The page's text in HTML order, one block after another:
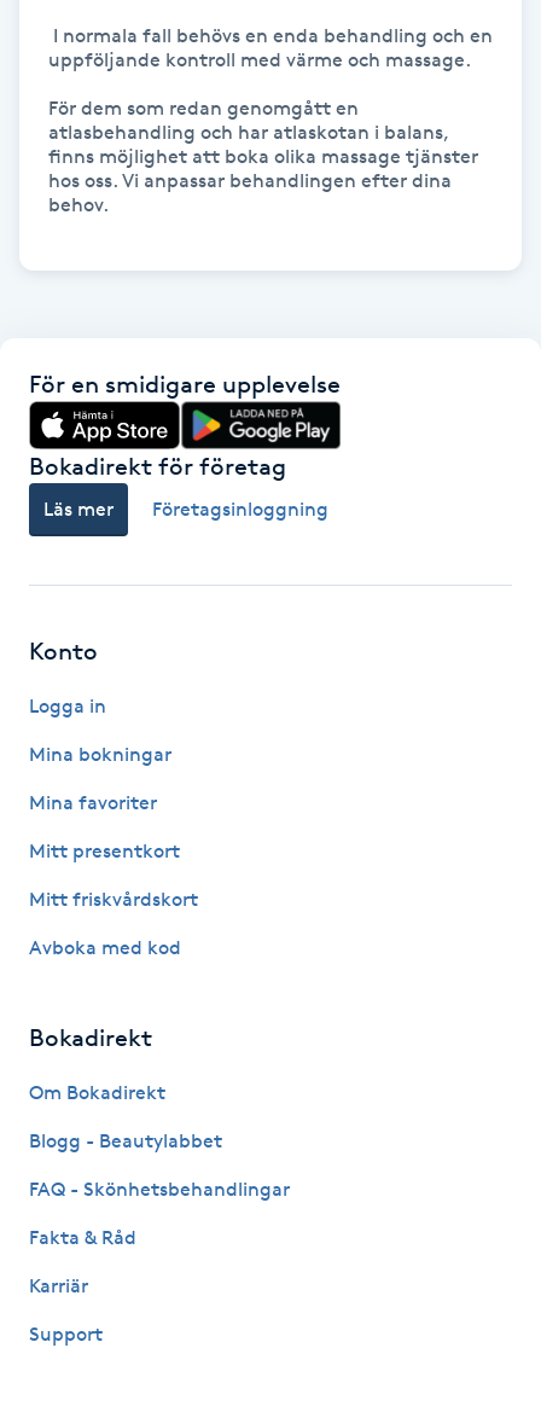
Microshading
Mixfransar
Nagelförlängning gelé
Nagelförlängning glasfiber
Nagelförlängning silke
Nagelförstärkning
Nagelklippning
Nagelsvamp
Nagelvård
Naprapati
NBE-massage
O
Olaplex
uppföljande kontroll med värme och massage.
För dem som redan genomgått en
atlasbehandling och har atlaskotan i balans,
finns möjlighet att boka olika massage tjänster
hos oss. Vi anpassar behandlingen efter dina
behov.
För en smidigare upplevelse
Bokadirekt för företag
Läs mer Företagsinloggning
Konto
Logga in
Mina bokningar
Mina favoriter
Mitt presentkort
Mitt friskvårdskort
Avboka med kod
Bokadirekt
Om Bokadirekt
Blogg - Beautylabbet
FAQ - Skönhetsbehandlingar
Fakta & Råd
Karriär
Support